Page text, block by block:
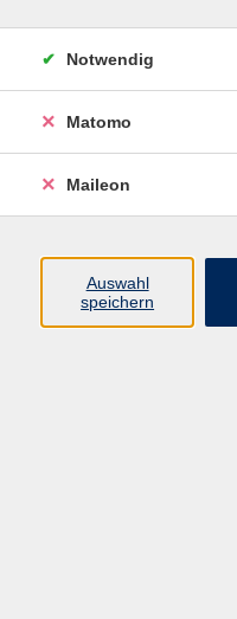
Notwendig
Matomo
Maileon
Auswahl
speichern